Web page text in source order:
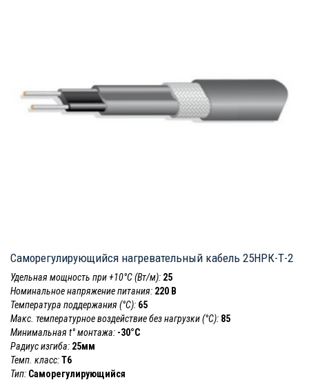
Саморегулирующийся нагревательный кабель 25НРК-Т-2
Удельная мощность при +10°С (Вт/м): 25
Номинальное напряжение питания: 220 В
Температура поддержания (°С): 65
Макс. температурное воздействие без нагрузки (°С): 85
Минимальная t° монтажа: -30°C
Радиус изгиба: 25мм
Темп. класс:T6
Тип: Саморегулирующийся